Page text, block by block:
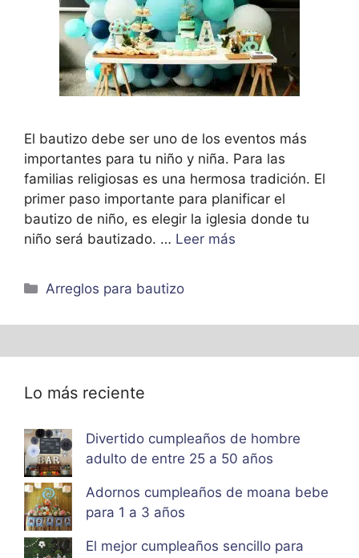
El bautizo debe ser uno de los eventos más
importantes para tu niño y niña. Para las
familias religiosas es una hermosa tradición. El
primer paso importante para planificar el
bautizo de niño, es elegir la iglesia donde tu
niño será bautizado. … Leer más
Categorías
Arreglos para bautizo
Lo más reciente
Divertido cumpleaños de hombre
adulto de entre 25 a 50 años
Adornos cumpleaños de moana bebe
para 1 a 3 años
El mejor cumpleaños sencillo para